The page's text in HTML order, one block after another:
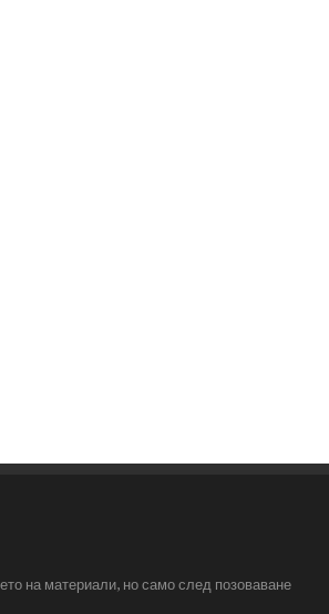
на материали, но само след позоваване